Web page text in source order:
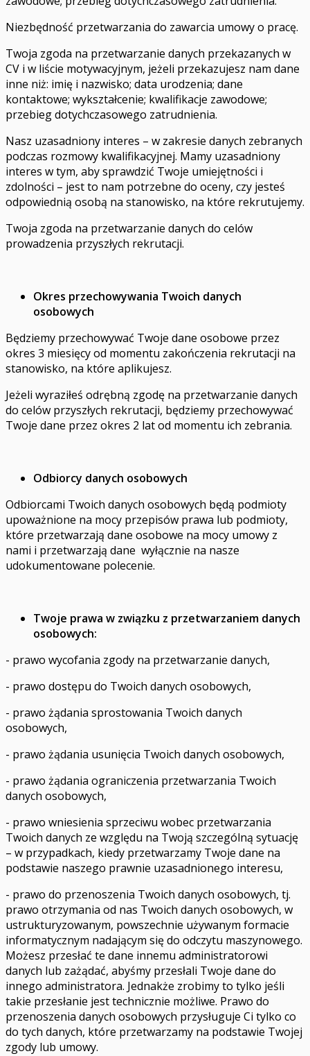
Niezbędność przetwarzania do zawarcia umowy o pracę.
Twoja zgoda na przetwarzanie danych przekazanych w
CV i w liście motywacyjnym, jeżeli przekazujesz nam dane
inne niż: imię i nazwisko; data urodzenia; dane
kontaktowe; wykształcenie; kwalifikacje zawodowe;
przebieg dotychczasowego zatrudnienia.
Nasz uzasadniony interes – w zakresie danych zebranych
podczas rozmowy kwalifikacyjnej. Mamy uzasadniony
interes w tym, aby sprawdzić Twoje umiejętności i
zdolności – jest to nam potrzebne do oceny, czy jesteś
odpowiednią osobą na stanowisko, na które rekrutujemy.
Twoja zgoda na przetwarzanie danych do celów
prowadzenia przyszłych rekrutacji.
Okres przechowywania Twoich danych
osobowych
Będziemy przechowywać Twoje dane osobowe przez
okres 3 miesięcy od momentu zakończenia rekrutacji na
stanowisko, na które aplikujesz.
Jeżeli wyraziłeś odrębną zgodę na przetwarzanie danych
do celów przyszłych rekrutacji, będziemy przechowywać
Twoje dane przez okres 2 lat od momentu ich zebrania.
Odbiorcy danych osobowych
Odbiorcami Twoich danych osobowych będą podmioty
upoważnione na mocy przepisów prawa lub podmioty,
które przetwarzają dane osobowe na mocy umowy z
nami i przetwarzają dane wyłącznie na nasze
udokumentowane polecenie.
Twoje prawa w związku z przetwarzaniem danych
osobowych:
- prawo wycofania zgody na przetwarzanie danych,
- prawo dostępu do Twoich danych osobowych,
- prawo żądania sprostowania Twoich danych
osobowych,
- prawo żądania usunięcia Twoich danych osobowych,
- prawo żądania ograniczenia przetwarzania Twoich
danych osobowych,
- prawo wniesienia sprzeciwu wobec przetwarzania
Twoich danych ze względu na Twoją szczególną sytuację
– w przypadkach, kiedy przetwarzamy Twoje dane na
podstawie naszego prawnie uzasadnionego interesu,
- prawo do przenoszenia Twoich danych osobowych, tj.
prawo otrzymania od nas Twoich danych osobowych, w
ustrukturyzowanym, powszechnie używanym formacie
informatycznym nadającym się do odczytu maszynowego.
Możesz przesłać te dane innemu administratorowi
danych lub zażądać, abyśmy przesłali Twoje dane do
innego administratora. Jednakże zrobimy to tylko jeśli
takie przesłanie jest technicznie możliwe. Prawo do
przenoszenia danych osobowych przysługuje Ci tylko co
do tych danych, które przetwarzamy na podstawie Twojej
zgody lub umowy.